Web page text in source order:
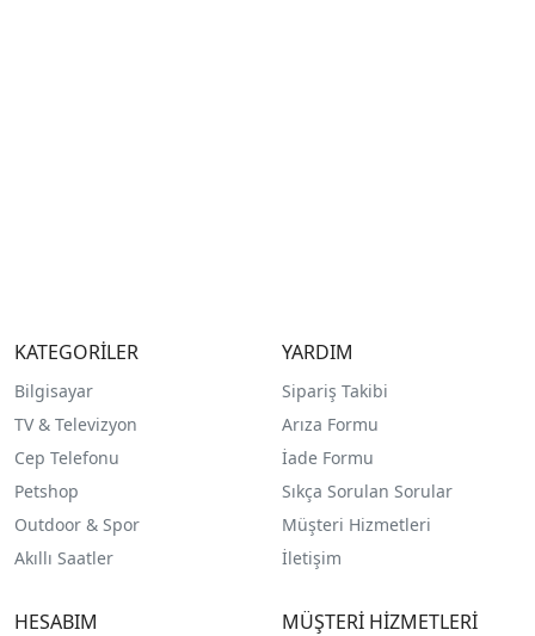
KATEGORİLER
Bilgisayar
TV & Televizyon
Cep Telefonu
Petshop
Outdoor & Spor
Akıllı Saatler
YARDIM
Sipariş Takibi
Arıza Formu
İade Formu
Sıkça Sorulan Sorular
Müşteri Hizmetleri
İletişim
HESABIM MÜŞTERİ HİZMETLERİ